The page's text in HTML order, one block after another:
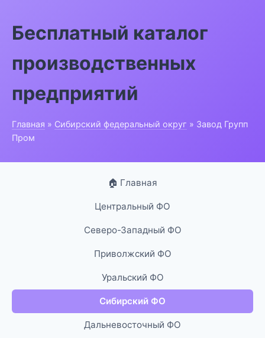
Бесплатный каталог
производственных
предприятий
Главная » Сибирский федеральный округ » Завод Групп
Пром
🏠 Главная
Центральный ФО
Северо-Западный ФО
Приволжский ФО
Уральский ФО
Сибирский ФО
Дальневосточный ФО